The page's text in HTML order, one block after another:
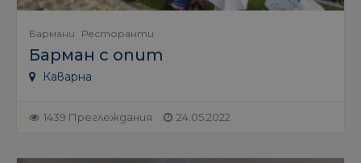
Бармани Ресторанти
Барман с опит
Каварна
1439 Преглеждания 24.05.2022